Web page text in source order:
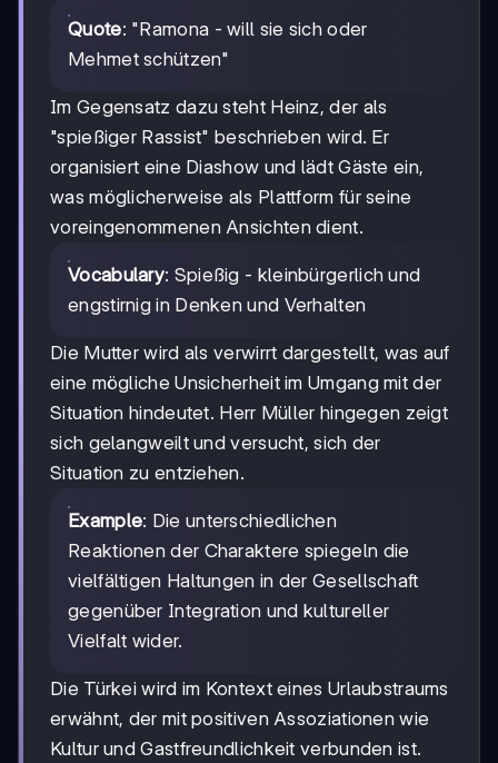
Quote: "Ramona - will sie sich oder
Mehmet schützen"
Im Gegensatz dazu steht Heinz, der als
"spießiger Rassist" beschrieben wird. Er
organisiert eine Diashow und lädt Gäste ein,
was möglicherweise als Plattform für seine
voreingenommenen Ansichten dient.
Vocabulary: Spießig - kleinbürgerlich und
engstirnig in Denken und Verhalten
Die Mutter wird als verwirrt dargestellt, was auf
eine mögliche Unsicherheit im Umgang mit der
Situation hindeutet. Herr Müller hingegen zeigt
sich gelangweilt und versucht, sich der
Situation zu entziehen.
Example: Die unterschiedlichen
Reaktionen der Charaktere spiegeln die
vielfältigen Haltungen in der Gesellschaft
gegenüber Integration und kultureller
Vielfalt wider.
Die Türkei wird im Kontext eines Urlaubstraums
erwähnt, der mit positiven Assoziationen wie
Kultur und Gastfreundlichkeit verbunden ist.